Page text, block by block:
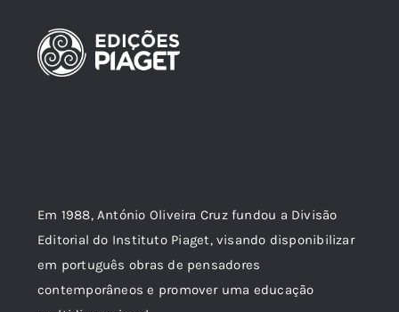
Em 1988, António Oliveira Cruz fundou a Divisão
Editorial do Instituto Piaget, visando disponibilizar
em português obras de pensadores
contemporâneos e promover uma educação